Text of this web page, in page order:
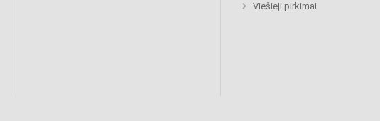
Viešieji pirkimai